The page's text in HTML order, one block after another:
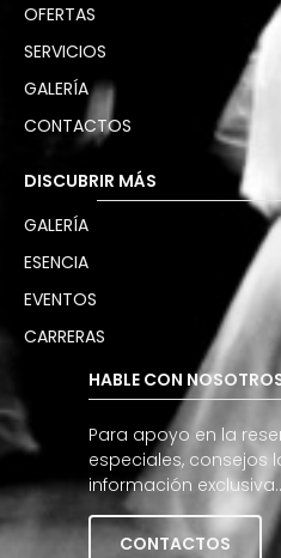
OFERTAS
SERVICIOS
GALERÍA
CONTACTOS
DISCUBRIR MÁS
GALERÍA
ESENCIA
EVENTOS
CARRERAS
HABLE CON
Para apoyo en la
especiales, consejos
información
CONTACTOS